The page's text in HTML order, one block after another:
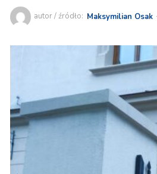
autor / źródło: Maksymilian Osak